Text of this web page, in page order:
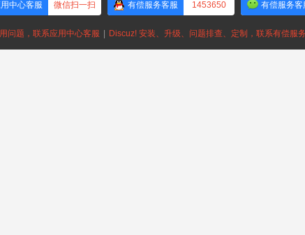
中心客服 微信扫一扫 有偿服务客服 1453650 有偿服务客
问题，联系应用中心客服 Discuz! 安装、升级、问题排查、定制，联系有偿服